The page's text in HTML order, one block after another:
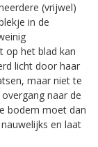
(vrijwel)
in de
op het blad kan
licht door haar
maar niet te
naar de
bodem moet dan
en laat